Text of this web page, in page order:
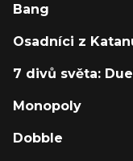
Bang
Osadníci z
7 divů světa:
Monopoly
Dobble